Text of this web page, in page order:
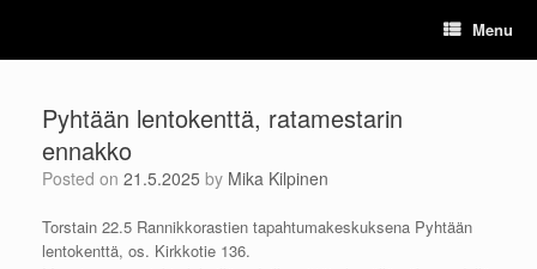
content
Menu
Pyhtään lentokenttä, ratamestarin
ennakko
Posted on 21.5.2025 by Mika Kilpinen
Torstain 22.5 Rannikkorastien tapahtumakeskuksena Pyhtään
lentokenttä, os. Kirkkotie 136.